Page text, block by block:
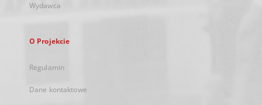
Wydawca
O Projekcie
Regulamin
Dane kontaktowe